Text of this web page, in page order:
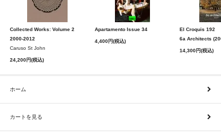
Collected Works: Volume 2
2000-2012
Caruso St John
24,200円(税込)
Apartamento Issue 34
4,400円(税込)
El Croquis 192
6a Architects
14,300円(税込)
ホーム
カートを見る